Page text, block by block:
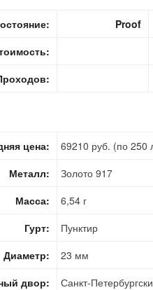
Proof
цена:
69210 руб. (по 250
Металл:
Золото 917
Масса:
6,54 г
Гурт:
Пунктир
Диаметр:
23 мм
двор:
Санкт-